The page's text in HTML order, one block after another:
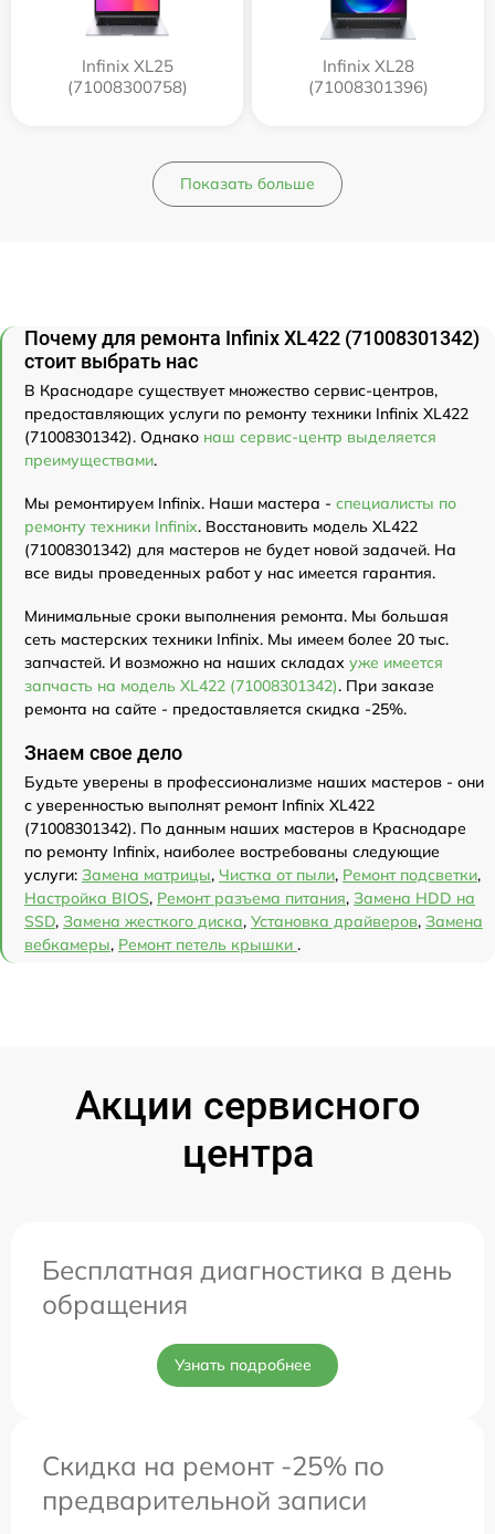
Infinix XL25
(71008300758)
Infinix XL28
(71008301396)
Показать больше
Почему для ремонта Infinix XL422 (71008301342)
стоит выбрать нас
В Краснодаре существует множество сервис-центров,
предоставляющих услуги по ремонту техники Infinix XL422
(71008301342). Однако наш сервис-центр выделяется
преимуществами.
Мы ремонтируем Infinix. Наши мастера - специалисты по
ремонту техники Infinix. Восстановить модель XL422
(71008301342) для мастеров не будет новой задачей. На
все виды проведенных работ у нас имеется гарантия.
Минимальные сроки выполнения ремонта. Мы большая
сеть мастерских техники Infinix. Мы имеем более 20 тыс.
запчастей. И возможно на наших складах уже имеется
запчасть на модель XL422 (71008301342). При заказе
ремонта на сайте - предоставляется скидка -25%.
Знаем свое дело
Будьте уверены в профессионализме наших мастеров - они
с уверенностью выполнят ремонт Infinix XL422
(71008301342). По данным наших мастеров в Краснодаре
по ремонту Infinix, наиболее востребованы следующие
услуги: Замена матрицы, Чистка от пыли, Ремонт подсветки,
Настройка BIOS, Ремонт разъема питания, Замена HDD на
SSD, Замена жесткого диска, Установка драйверов, Замена
вебкамеры, Ремонт петель крышки .
Акции сервисного
центра
Бесплатная диагностика в день
обращения
Узнать подробнее
Скидка на ремонт -25% по
предварительной записи